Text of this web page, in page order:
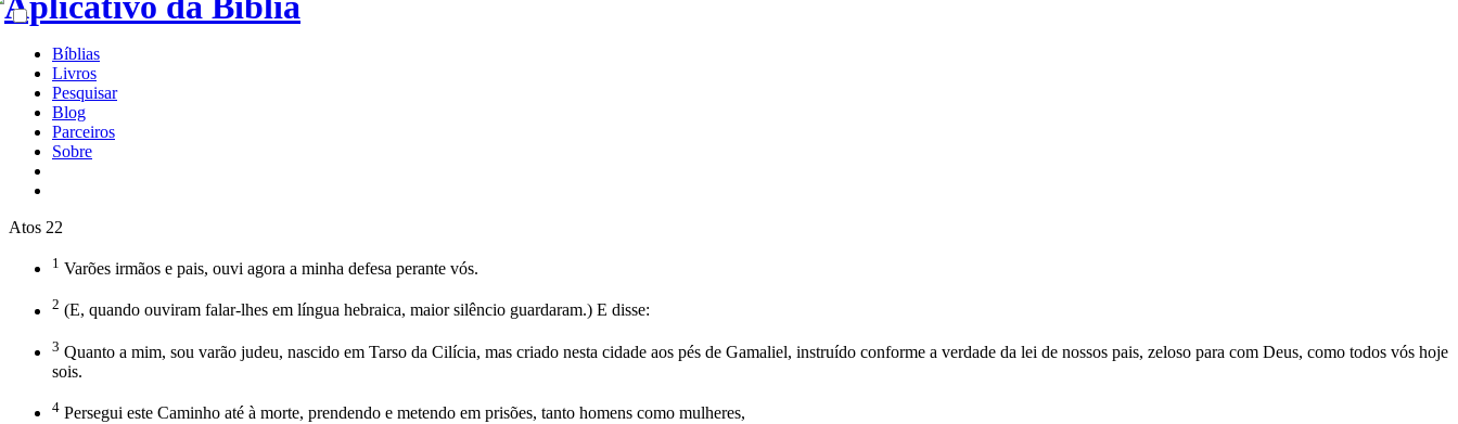
Bíblias
Livros
Pesquisar
Blog
Parceiros
Sobre
Atos 22
1 Varões irmãos e pais, ouvi agora a minha defesa perante vós.
2 (E, quando ouviram falar-lhes em língua hebraica, maior silêncio guardaram.) E disse:
3 Quanto a mim, sou varão judeu, nascido em Tarso da Cilícia, mas criado nesta cidade aos pés de Gamaliel, instruído conforme a verdade da lei de nossos pais, zeloso para com Deus, como todos vós hoje
sois.
4 Persegui este Caminho até à morte, prendendo e metendo em prisões, tanto homens como mulheres,